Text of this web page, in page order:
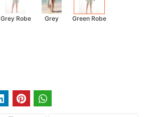
Grey Robe Grey Green Robe